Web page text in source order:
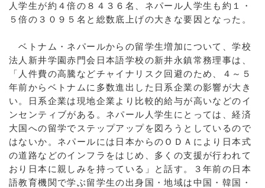
人学生が約４倍の８４３６名、ネパール人学生も約１・
５倍の３０９５名と総数底上げの大きな要因となった。
ベトナム・ネパールからの留学生増加について、学校
法人新井学園赤門会日本語学校の新井永鎮常務理事は、
「人件費の高騰などチャイナリスク回避のため、４～５
年前からベトナムに多数進出した日系企業の影響が大き
い。日系企業は現地企業より比較的給与が高いなどのイ
ンセンティブがある。ネパール人学生にとっては、経済
大国への留学でステップアップを図ろうとしているので
はないか。ネパールには日本からのＯＤＡにより日本式
の道路などのインフラをはじめ、多くの支援が行われて
おり日本に親しみを持っている」と話す。３年前の日本
語教育機関で学ぶ留学生の出身国・地域は中国・韓国・